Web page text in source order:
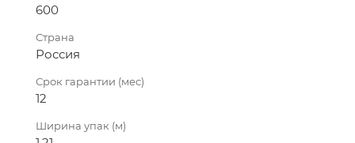
600
Страна
Россия
Срок гарантии (мес)
12
Ширина упак (м)